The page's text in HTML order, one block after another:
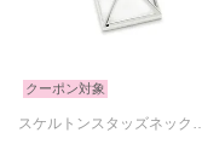
クーポン対象